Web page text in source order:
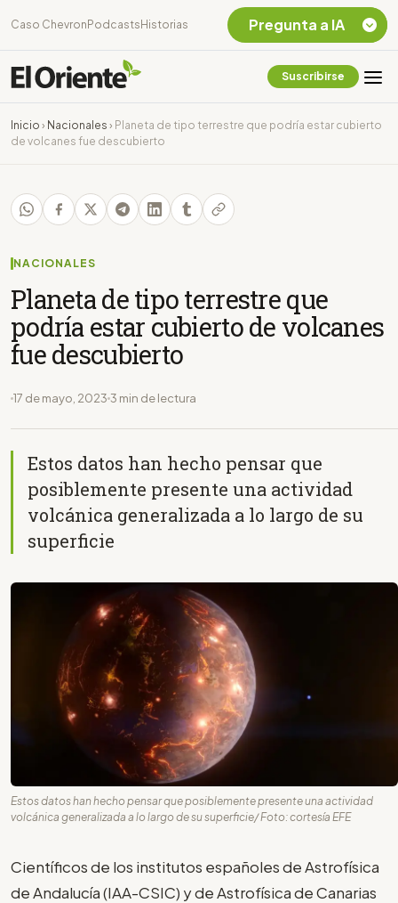
Caso Chevron Podcasts Historias
Suscribirse
Inicio › Nacionales › Planeta de tipo terrestre que podría estar cubierto
de volcanes fue descubierto
NACIONALES
Planeta de tipo terrestre que
podría estar cubierto de volcanes
fue descubierto
17 de mayo, 2023 3 min de lectura
Estos datos han hecho pensar que
posiblemente presente una actividad
volcánica generalizada a lo largo de su
superficie
Estos datos han hecho pensar que posiblemente presente una actividad
volcánica generalizada a lo largo de su superficie/ Foto: cortesía EFE
Científicos de los institutos españoles de Astrofísica
de Andalucía (IAA-CSIC) y de Astrofísica de Canarias
Pregunta a IA
Chevron Ecuador